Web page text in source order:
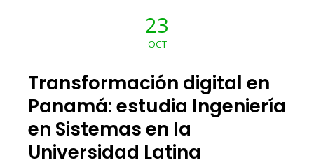
23
OCT
Transformación digital en
Panamá: estudia Ingeniería
en Sistemas en la
Universidad Latina